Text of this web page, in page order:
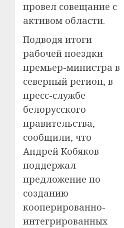
провел совещание с
активом области.
Подводя итоги
рабочей поездки
премьер-министра в
северный регион, в
пресс-службе
белорусского
правительства,
сообщили, что
Андрей Кобяков
поддержал
предложение по
созданию
кооперированно-
интегрированных